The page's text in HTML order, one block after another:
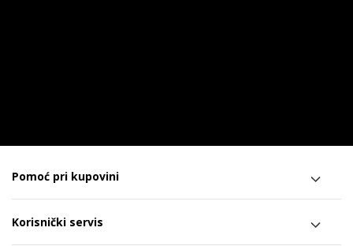
Pomoć pri kupovini
Korisnički servis